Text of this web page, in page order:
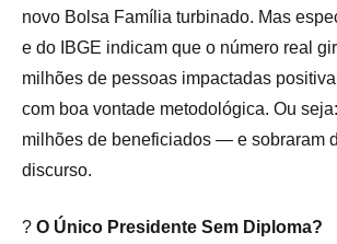
novo Bolsa Família turbinado. Mas
e do IBGE indicam que o número real
milhões de pessoas impactadas
com boa vontade metodológica. Ou
milhões de beneficiados — e sobraram
discurso.
? O Único Presidente Sem Diploma?